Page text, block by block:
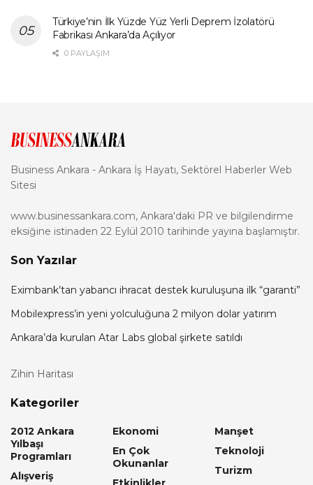
Türkiye’nin İlk Yüzde Yüz Yerli Deprem İzolatörü
Fabrikası Ankara’da Açılıyor
0 PAYLAŞIM
Business Ankara - Ankara İş Hayatı, Sektörel Haberler Web
Sitesi
www.businessankara.com, Ankara'daki PR ve bilgilendirme
eksiğine istinaden 22 Eylül 2010 tarihinde yayına başlamıştır.
Son Yazılar
Eximbank’tan yabancı ihracat destek kuruluşuna ilk “garanti”
Mobilexpress’in yeni yolculuğuna 2 milyon dolar yatırım
Ankara’da kurulan Atar Labs global şirkete satıldı
Zihin Haritası
Kategoriler
2012 Ankara
Yılbaşı
Programları
Alışveriş
Ekonomi
En Çok
Okunanlar
Manşet
Teknoloji
Turizm